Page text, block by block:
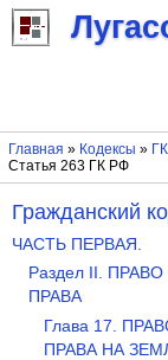
Главная » Кодексы »
Статья 263 ГК РФ
Гражданский
ЧАСТЬ ПЕРВАЯ.
Раздел II.
ПРАВА
Глава 17.
ПРАВА НА